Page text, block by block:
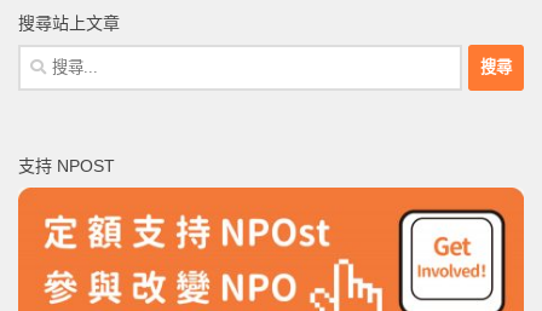
搜尋站上文章
搜
尋
字:
支持 NPOST